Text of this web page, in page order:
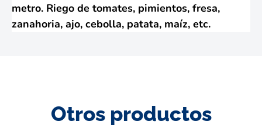
metro. Riego de tomates, pimientos, fresa,
zanahoria, ajo, cebolla, patata, maíz, etc.
Otros productos